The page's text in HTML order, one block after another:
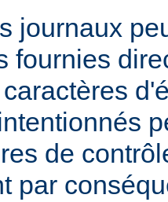
journaux
fournies
de
par